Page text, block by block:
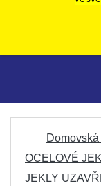
OCELOVÉ
JEKLY